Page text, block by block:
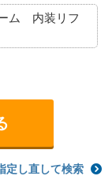
ム 内装リフ
定し直して検索